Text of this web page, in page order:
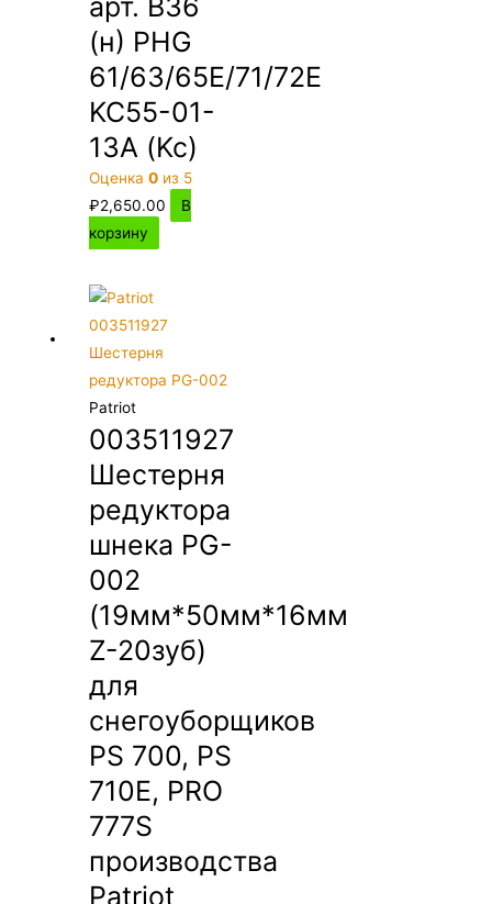
(н) PHG
61/63/65E/71/72E
KC55-01-
13A (Kc)
Оценка0 из 5
₽2,650.00
В
корзину
Patriot
003511927
Шестерня
редуктора
шнека PG-
002
(19мм*50мм*16мм
Z-20зуб)
для
снегоуборщиков
PS 700, PS
710E, PRO
777S
производства
Patriot